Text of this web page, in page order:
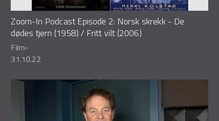
Zoom-In Podcast Episode 2: Norsk skrekk - De
dødes tjern (1958) / Fritt vilt (2006)
Film-
31.10.22